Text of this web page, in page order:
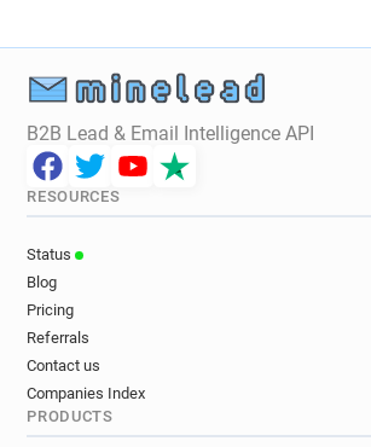
l********@ac-toulouse.fr
n************@ac-toulouse.fr
m********@ac-toulouse.fr
t*********@ac-toulouse.fr
k************@ac-toulouse.fr
u********@ac-toulouse.fr
h***********@ac-toulouse.fr
r********@ac-toulouse.fr
B2B Lead & Email Intelligence API
RESOURCES
Status
Blog
Pricing
Referrals
Contact us
Companies Index
PRODUCTS